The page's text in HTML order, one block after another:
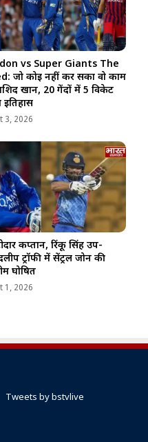
vs Super Giants The
जो कोई नहीं कर सका वो काम
खान, 20 गेंदों में 5 विकेट
3, 2026
कप्तान, रिंकू सिंह उप-
ट्रॉफी में सेंट्रल जोन की
घोषित
1, 2026
Tweets by bstvlive